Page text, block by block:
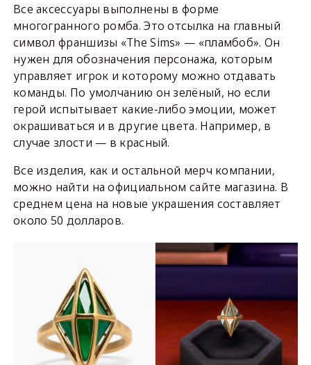
Все аксессуары выполнены в форме
многогранного ромба. Это отсылка на главный
символ франшизы «The Sims» — «пламбоб». Он
нужен для обозначения персонажа, которым
управляет игрок и которому можно отдавать
команды. По умолчанию он зелёный, но если
герой испытывает какие-либо эмоции, может
окрашиваться и в другие цвета. Например, в
случае злости — в красный.
Все изделия, как и остальной мерч компании,
можно найти на официальном сайте магазина. В
среднем цена на новые украшения составляет
около 50 долларов.